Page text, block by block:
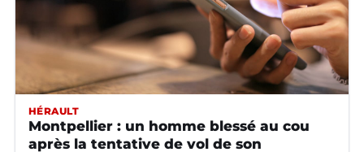
HÉRAULT
Montpellier : un homme blessé au cou
après la tentative de vol de son